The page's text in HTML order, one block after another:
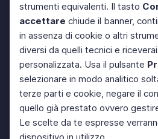
strumenti equivalenti. Il tasto
accettare chiude il banner,
in assenza di cookie o altri
diversi da quelli tecnici e
personalizzata. Usa il pulsante
selezionare in modo analitico
terze parti e cookie, negare il
quello già prestato ovvero
Le scelte da te espresse